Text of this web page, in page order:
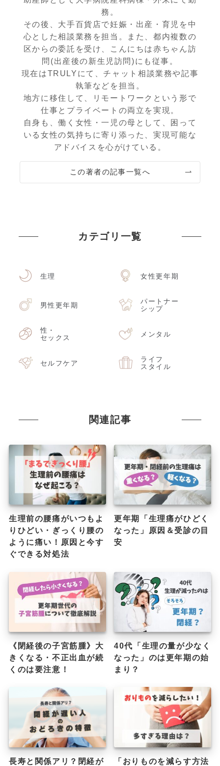
務。
その後、大手百貨店で妊娠・出産・育児を中
心とした相談業務を担当。また、都内複数の
区からの委託を受け、こんにちは赤ちゃん訪
問(出産後の新生児訪問)にも従事。
現在はTRULYにて、チャット相談業務や記事
執筆などを担当。
地方に移住して、リモートワークという形で
仕事とプライベートの両立を実現。
自身も、働く女性・一児の母として、困って
いる女性の気持ちに寄り添った、実現可能な
アドバイスを心がけている。
この著者の記事一覧へ
カテゴリ一覧
生理 女性更年期
男性更年期
パートナー
シップ
性・
セックス
メンタル
セルフケア
ライフ
スタイル
関連記事
生理前の腰痛がいつもよ
りひどい・ぎっくり腰の
ように痛い！原因と今す
ぐできる対処法
更年期「生理痛がひどく
なった」原因＆受診の目
安
《閉経後の子宮筋腫》大
きくなる・不正出血が続
くのは要注意！
40代「生理の量が少なく
なった」のは更年期の始
まり？
長寿と関係アリ？閉経が
「おりものを減らす方法